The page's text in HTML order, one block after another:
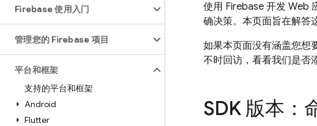
Firebase 使用入门
管理您的 Firebase 项目
平台和框架
支持的平台和框架
Android
Flutter
使用 Firebase 开发 Web
确决策。本页面旨在解答
如果本页面没有涵盖您想
不时回访，看看我们是否
SDK 版本：